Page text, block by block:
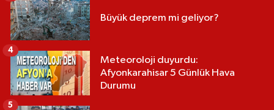
Büyük deprem mi geliyor?
Meteoroloji duyurdu:
Afyonkarahisar 5 Günlük Hava
Durumu
4
5